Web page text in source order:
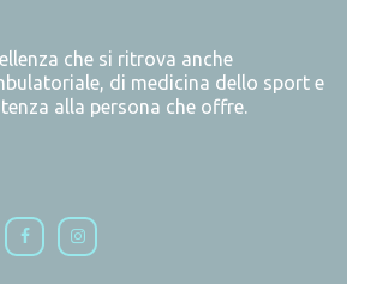
che si ritrova anche
di medicina dello sport e
alla persona che offre.